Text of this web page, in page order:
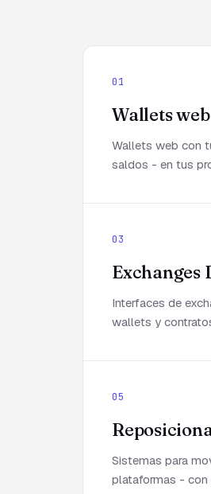
01
Wallets web
Wallets web con
saldos - en tus
03
Exchanges
Interfaces de
wallets y
05
Sistemas para
plataformas -